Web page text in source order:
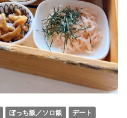
ぼっち飯／ソロ飯
デート